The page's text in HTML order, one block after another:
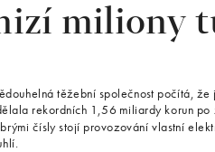
miliony
těžební společnost počítá,
rekordních 1,56 miliardy korun
čísly stojí provozování vlastní